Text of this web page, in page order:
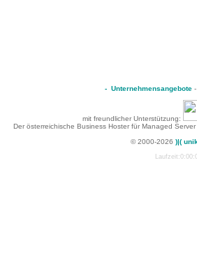
- Unternehmensangebote
mit freundlicher Unterstützung:
Der österreichische Business Hoster für Managed
© 2000-2026 )|(